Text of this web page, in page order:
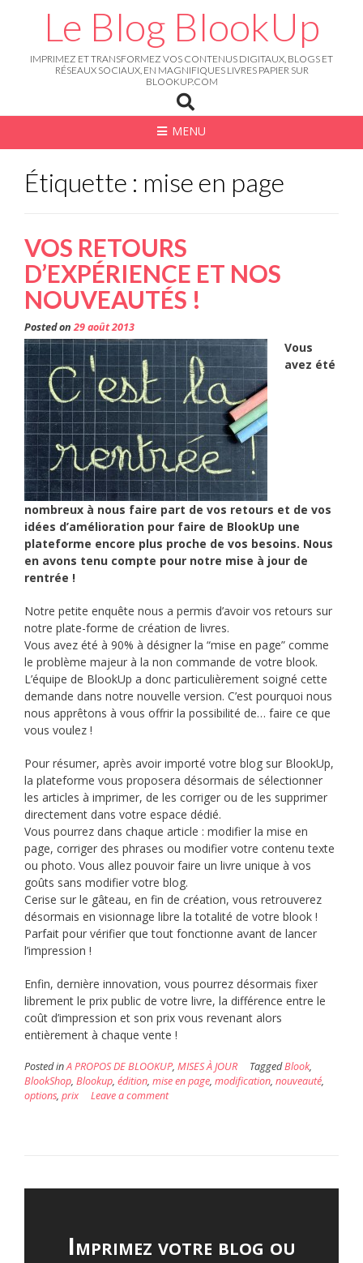
Le Blog BlookUp
IMPRIMEZ ET TRANSFORMEZ VOS CONTENUS DIGITAUX, BLOGS ET
RÉSEAUX SOCIAUX, EN MAGNIFIQUES LIVRES PAPIER SUR
BLOOKUP.COM
MENU
Étiquette : mise en page
VOS RETOURS
D’EXPÉRIENCE ET NOS
NOUVEAUTÉS !
Posted on29 août 2013
Vous
avez été
nombreux à nous faire part de vos retours et de vos
idées d’amélioration pour faire de BlookUp une
plateforme encore plus proche de vos besoins. Nous
en avons tenu compte pour notre mise à jour de
rentrée !
Notre petite enquête nous a permis d’avoir vos retours sur
notre plate-forme de création de livres.
Vous avez été à 90% à désigner la “mise en page” comme
le problème majeur à la non commande de votre blook.
L’équipe de BlookUp a donc particulièrement soigné cette
demande dans notre nouvelle version. C’est pourquoi nous
nous apprêtons à vous offrir la possibilité de… faire ce que
vous voulez !
Pour résumer, après avoir importé votre blog sur BlookUp,
la plateforme vous proposera désormais de sélectionner
les articles à imprimer, de les corriger ou de les supprimer
directement dans votre espace dédié.
Vous pourrez dans chaque article : modifier la mise en
page, corriger des phrases ou modifier votre contenu texte
ou photo. Vous allez pouvoir faire un livre unique à vos
goûts sans modifier votre blog.
Cerise sur le gâteau, en fin de création, vous retrouverez
désormais en visionnage libre la totalité de votre blook !
Parfait pour vérifier que tout fonctionne avant de lancer
l’impression !
Enfin, dernière innovation, vous pourrez désormais fixer
librement le prix public de votre livre, la différence entre le
coût d’impression et son prix vous revenant alors
entièrement à chaque vente !
Posted inA PROPOS DE BLOOKUP, MISES À JOUR TaggedBlook,
BlookShop, Blookup, édition, mise en page, modification, nouveauté,
options, prix Leave a comment
Imprimez votre blog ou